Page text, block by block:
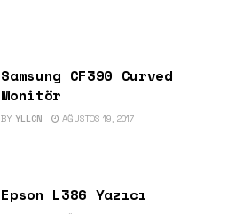
Samsung CF390 Curved
Monitör
BY YLLCN AĞUSTOS 19, 2017
Epson L386 Yazıcı